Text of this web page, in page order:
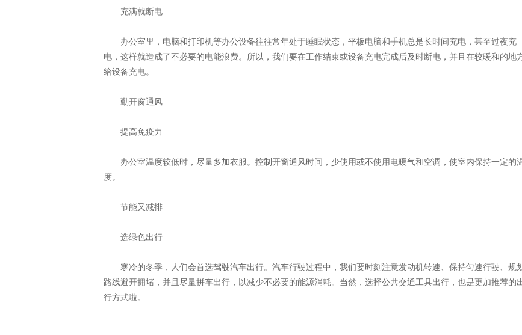
充满就断电
办公室里，电脑和打印机等办公设备往往常年处于睡眠状态，平板电脑和手机总是长时间充电，甚至过夜充
电，这样就造成了不必要的电能浪费。所以，我们要在工作结束或设备充电完成后及时断电，并且在较暖和的地
给设备充电。
勤开窗通风
提高免疫力
办公室温度较低时，尽量多加衣服。控制开窗通风时间，少使用或不使用电暖气和空调，使室内保持一定的
度。
节能又减排
选绿色出行
寒冷的冬季，人们会首选驾驶汽车出行。汽车行驶过程中，我们要时刻注意发动机转速、保持匀速行驶、规
路线避开拥堵，并且尽量拼车出行，以减少不必要的能源消耗。当然，选择公共交通工具出行，也是更加推荐的
行方式啦。